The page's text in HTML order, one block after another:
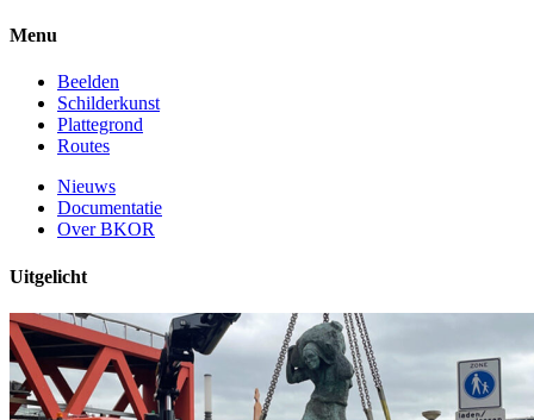
Menu
Beelden
Schilderkunst
Plattegrond
Routes
Nieuws
Documentatie
Over BKOR
Uitgelicht